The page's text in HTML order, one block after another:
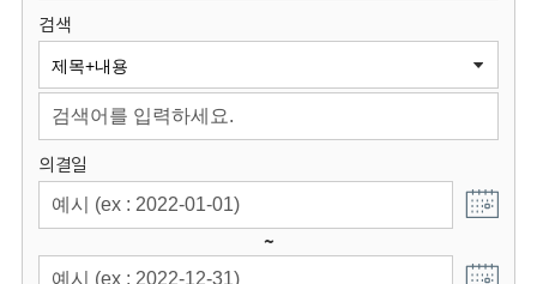
원
회
검색
의결일
~